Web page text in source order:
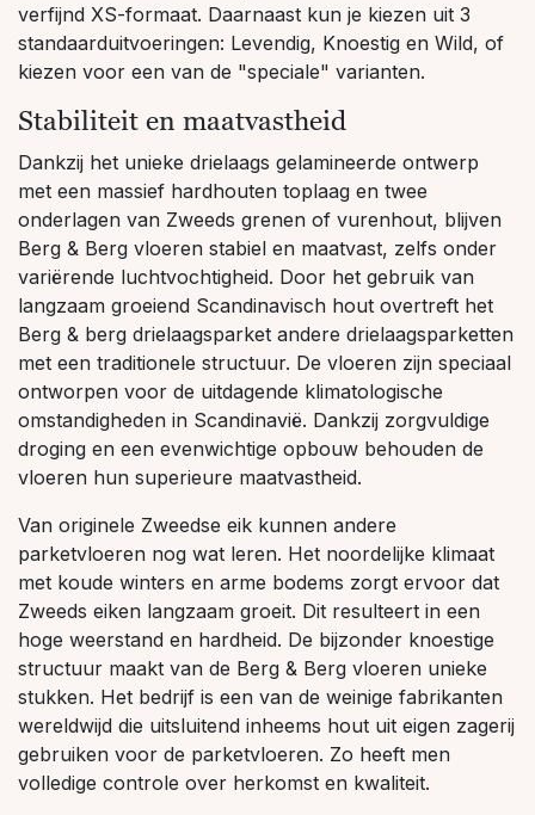
verfijnd XS-formaat. Daarnaast kun je kiezen uit 3
standaarduitvoeringen: Levendig, Knoestig en Wild, of
kiezen voor een van de "speciale" varianten.
Stabiliteit en maatvastheid
Dankzij het unieke drielaags gelamineerde ontwerp
met een massief hardhouten toplaag en twee
onderlagen van Zweeds grenen of vurenhout, blijven
Berg & Berg vloeren stabiel en maatvast, zelfs onder
variërende luchtvochtigheid. Door het gebruik van
langzaam groeiend Scandinavisch hout overtreft het
Berg & berg drielaagsparket andere drielaagsparketten
met een traditionele structuur. De vloeren zijn speciaal
ontworpen voor de uitdagende klimatologische
omstandigheden in Scandinavië. Dankzij zorgvuldige
droging en een evenwichtige opbouw behouden de
vloeren hun superieure maatvastheid.
Van originele Zweedse eik kunnen andere
parketvloeren nog wat leren. Het noordelijke klimaat
met koude winters en arme bodems zorgt ervoor dat
Zweeds eiken langzaam groeit. Dit resulteert in een
hoge weerstand en hardheid. De bijzonder knoestige
structuur maakt van de Berg & Berg vloeren unieke
stukken. Het bedrijf is een van de weinige fabrikanten
wereldwijd die uitsluitend inheems hout uit eigen zagerij
gebruiken voor de parketvloeren. Zo heeft men
volledige controle over herkomst en kwaliteit.